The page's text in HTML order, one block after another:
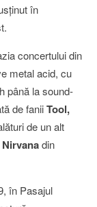
în
concertului din
metal acid, cu
până la sound-
de faniiTool,
de un alt
Nirvanadin
în Pasajul